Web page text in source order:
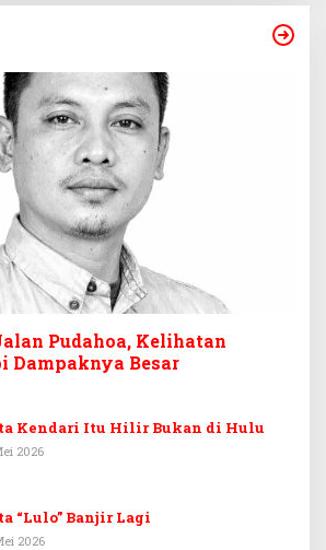
Pudahoa, Kelihatan
Dampaknya Besar
Kendari Itu Hilir Bukan di Hulu
2026
“Lulo” Banjir Lagi
2026